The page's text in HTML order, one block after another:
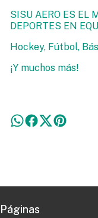
SISU AERO ES EL
DEPORTES EN
Hockey, Fútbol,
¡Y muchos más!
Páginas